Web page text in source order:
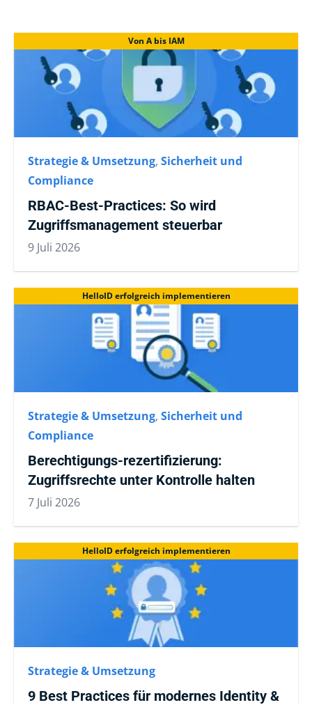
Von A bis IAM
Strategie & Umsetzung, Sicherheit und
Compliance
RBAC-Best-Practices: So wird
Zugriffsmanagement steuerbar
9 Juli 2026
HelloID erfolgreich implementieren
Strategie & Umsetzung, Sicherheit und
Compliance
Berechtigungs-rezertifizierung:
Zugriffsrechte unter Kontrolle halten
7 Juli 2026
HelloID erfolgreich implementieren
Strategie & Umsetzung
9 Best Practices für modernes Identity &